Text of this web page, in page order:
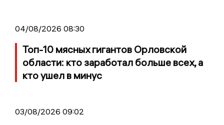
04/08/2026 08:30
Топ-10 мясных гигантов Орловской
области: кто заработал больше всех, а
кто ушел в минус
03/08/2026 09:02